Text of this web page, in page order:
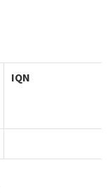
IQN